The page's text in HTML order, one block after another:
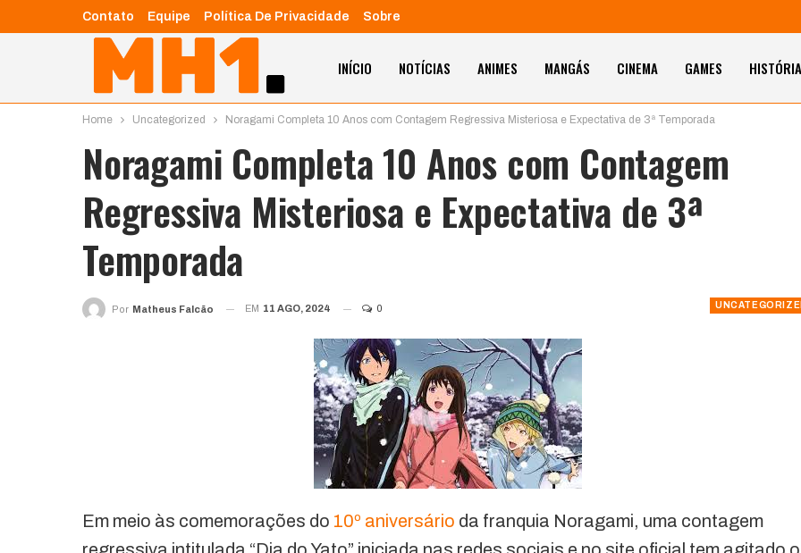
Contato Equipe Política De Privacidade Sobre
INÍCIO NOTÍCIAS ANIMES MANGÁS CINEMA GAMES HISTÓRIA
Home Uncategorized Noragami Completa 10 Anos com Contagem Regressiva Misteriosa e Expectativa de 3ª Temporada
Noragami Completa 10 Anos com Contagem
Regressiva Misteriosa e Expectativa de 3ª
Temporada
Por Matheus Falcão EM 11 AGO, 2024 0
Em meio às comemorações do 10º aniversário da franquia Noragami, uma contagem